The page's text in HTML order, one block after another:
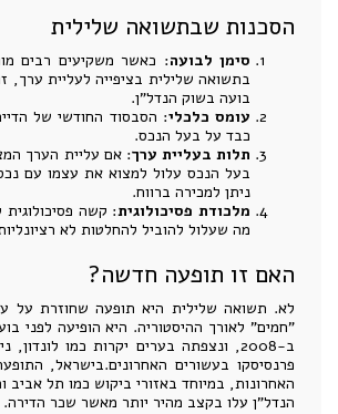
הסכנות שבתשואה שלילית
סימן לבועה: כאשר משקיעים רבים
בתשואה שלילית בציפייה לעליית ערך,
בועה בשוק הנדל"ן.
עומס כלכלי: הסבסוד החודשי של
כבד על בעל הנכס.
תלות בעליית ערך: אם עליית הערך
בעל הנכס עלול למצוא את עצמו עם
ניתן למכירה ברווח.
מלכודת פסיכולוגית: קשה
מה שעלול להוביל להחלטות לא
האם זו תופעה חדשה?
לא. תשואה שלילית היא תופעה שחוזרת על
"חמים" לאורך ההיסטוריה. היא הופיעה לפני
ב-2008, ונצפתה בערים יקרות כמו לונדון,
פרנסיסקו בעשורים האחרונים.בישראל,
האחרונות, במיוחד באזורי ביקוש כמו תל אביב
הנדל"ן עלו בקצב מהיר יותר מאשר שכר הדירה.